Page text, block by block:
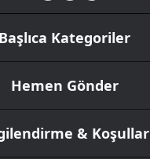
Başlıca Kategoriler
Hemen Gönder
& Koşullar